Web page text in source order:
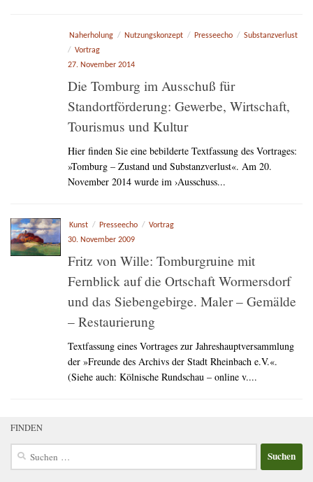
Naherholung / Nutzungskonzept / Presseecho / Substanzverlust
/ Vortrag
27. November 2014
Die Tomburg im Ausschuß für
Standortförderung: Gewerbe, Wirtschaft,
Tourismus und Kultur
Hier finden Sie eine bebilderte Textfassung des Vortrages:
»Tomburg – Zustand und Substanzverlust«. Am 20.
November 2014 wurde im ›Ausschuss...
Kunst / Presseecho / Vortrag
30. November 2009
Fritz von Wille: Tomburgruine mit
Fernblick auf die Ortschaft Wormersdorf
und das Siebengebirge. Maler – Gemälde
– Restaurierung
Textfassung eines Vortrages zur Jahreshauptversammlung
der »Freunde des Archivs der Stadt Rheinbach e.V.«.
(Siehe auch: Kölnische Rundschau – online v....
FINDEN
Suchen